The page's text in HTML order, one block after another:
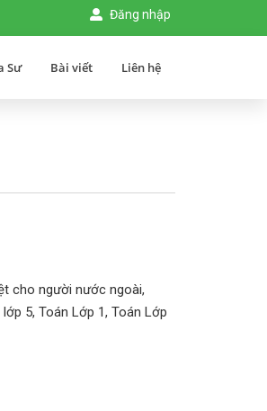
Đăng nhập
Sư Bài viết Liên hệ
cho người nước ngoài,
5, Toán Lớp 1, Toán Lớp